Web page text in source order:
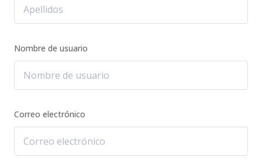
Nombre de usuario
Correo electrónico